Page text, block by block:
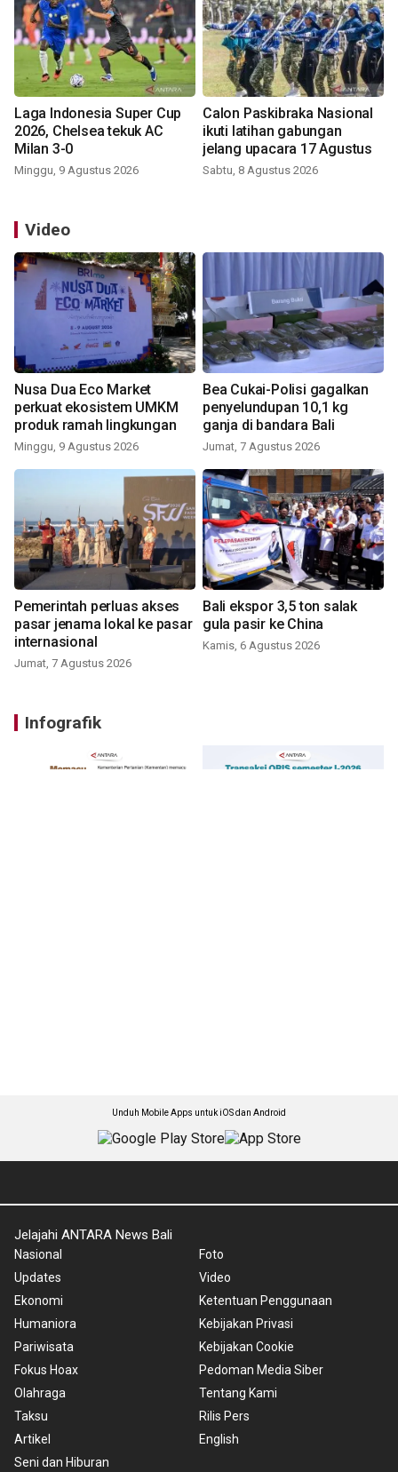
Laga Indonesia Super Cup
2026, Chelsea tekuk AC
Milan 3-0
Minggu, 9 Agustus 2026
Calon Paskibraka Nasional
ikuti latihan gabungan
jelang upacara 17 Agustus
Sabtu, 8 Agustus 2026
Video
Nusa Dua Eco Market
perkuat ekosistem UMKM
produk ramah lingkungan
Minggu, 9 Agustus 2026
Bea Cukai-Polisi gagalkan
penyelundupan 10,1 kg
ganja di bandara Bali
Jumat, 7 Agustus 2026
Pemerintah perluas akses
pasar jenama lokal ke pasar
internasional
Jumat, 7 Agustus 2026
Bali ekspor 3,5 ton salak
gula pasir ke China
Kamis, 6 Agustus 2026
Infografik
Unduh Mobile Apps untuk iOS dan Android
Jelajahi ANTARA News Bali
Nasional
Updates
Ekonomi
Humaniora
Pariwisata
Fokus Hoax
Olahraga
Taksu
Artikel
Seni dan Hiburan
Foto
Video
Ketentuan Penggunaan
Kebijakan Privasi
Kebijakan Cookie
Pedoman Media Siber
Tentang Kami
Rilis Pers
English